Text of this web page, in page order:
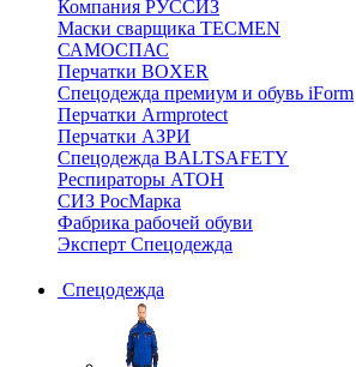
Компания РУССИЗ
Маски сварщика TECMEN
САМОСПАС
Перчатки BOXER
Спецодежда премиум и обувь iForm
Перчатки Armprotect
Перчатки АЗРИ
Спецодежда BALTSAFETY
Респираторы АТОН
СИЗ РосМарка
Фабрика рабочей обуви
Эксперт Спецодежда
Спецодежда